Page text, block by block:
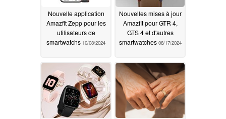
Nouvelle application
Amazfit Zepp pour les
utilisateurs de
smartwatchs 10/08/2024
Nouvelles mises à jour
Amazfit pour GTR 4,
GTS 4 et d'autres
smartwatches 08/17/2024